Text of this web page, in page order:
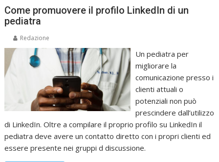
Come promuovere il profilo LinkedIn di un
pediatra
Redazione
Un pediatra per
migliorare la
comunicazione presso i
clienti attuali o
potenziali non può
prescindere dall’utilizzo
di LinkedIn. Oltre a compilare il proprio profilo su LinkedIn il
pediatra deve avere un contatto diretto con i propri clienti ed
essere presente nei gruppi d discussione.